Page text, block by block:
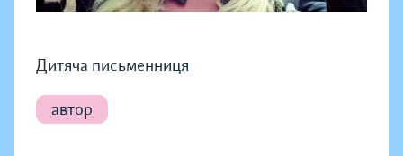
Дитяча письменниця
автор